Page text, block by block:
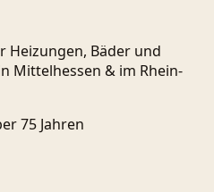
Heizungen, Bäder und
Mittelhessen & im Rhein-
75 Jahren